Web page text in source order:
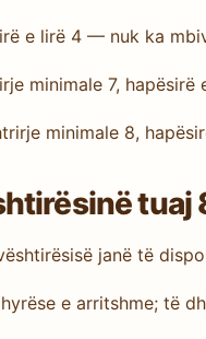
e lirë 4 — nuk ka
minimale 7,
minimale 8,
tuaj
janë të
e arritshme; të